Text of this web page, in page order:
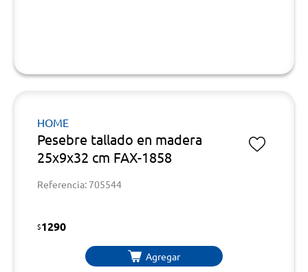
HOME
Pesebre tallado en madera
25x9x32 cm FAX-1858
Referencia: 705544
$1290
Agregar